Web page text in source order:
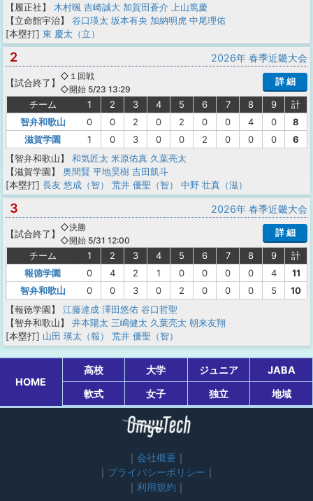
【履正社】
木村颯 吉崎誠大 加賀田蒼介
上山篤慶
【立命館宇治】
谷口瑛太 坂本有央 加納明虎 中尾理佑
[本塁打] 東 慶太（立）
2 2026年 春季近畿大会
【試合終了 】
◇１回戦
◇開始 5/23 13:29
詳 細
チーム 1 2 3 4 5 6 7 8 9
計
智弁和歌山
0 0 2 0 2 0 0 4 0
8
滋賀学園
1 0 3 0 0 2 0 0 0
6
【智弁和歌山】
和気匠太 米原佑真 久葉亮太
【滋賀学園】
奥間賢 平地昊樹 吉田凱斗
[本塁打] 長友 悠成（智） 荒井 優聖（智） 中野 壮真（滋）
3 2026年 春季近畿大会
【試合終了 】
◇決勝
◇開始 5/31 12:00
詳 細
チーム 1 2 3 4 5 6 7 8 9
計
報徳学園
0 4 2 1 0 0 0 0 4
11
智弁和歌山
0 0 3 0 2 0 0 0 5
10
【報徳学園】
江藤達成 澤田悠佑 谷口哲聖
【智弁和歌山】
井本陽太 三嶋健太 久葉亮太 朝来友翔
[本塁打] 山田 瑛太（報） 荒井 優聖（智）
HOME
高校 大学 ジュニア
JABA
軟式
女子 独立 地域
会社概要
プライバシーポリシー
利用規約